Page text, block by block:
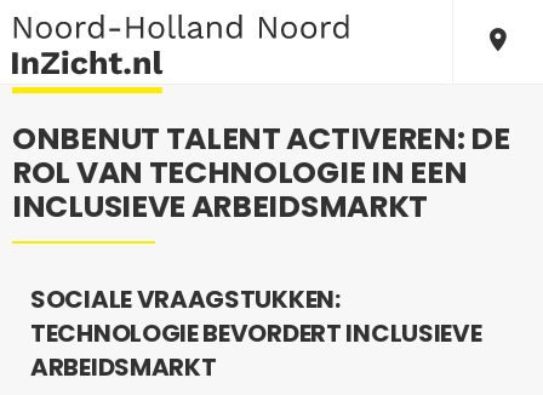
ONBENUT TALENT ACTIVEREN: DE
ROL VAN TECHNOLOGIE IN EEN
INCLUSIEVE ARBEIDSMARKT
SOCIALE VRAAGSTUKKEN:
TECHNOLOGIE BEVORDERT INCLUSIEVE
ARBEIDSMARKT